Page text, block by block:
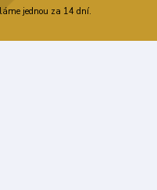
jednou za 14 dní.